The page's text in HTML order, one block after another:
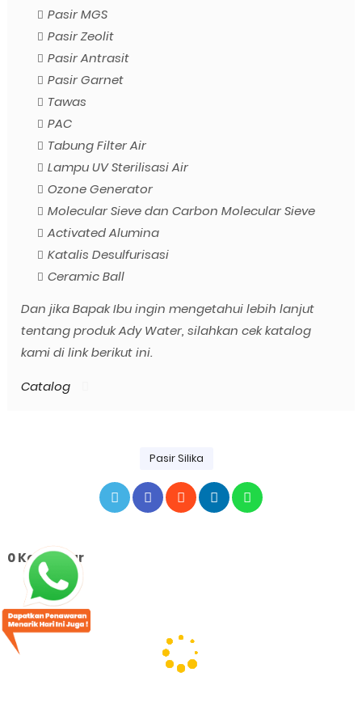
Pasir MGS
Pasir Zeolit
Pasir Antrasit
Pasir Garnet
Tawas
PAC
Tabung Filter Air
Lampu UV Sterilisasi Air
Ozone Generator
Molecular Sieve dan Carbon Molecular Sieve
Activated Alumina
Katalis Desulfurisasi
Ceramic Ball
Dan jika Bapak Ibu ingin mengetahui lebih lanjut
tentang produk Ady Water, silahkan cek katalog
kami di link berikut ini.
Catalog
Pasir Silika
0 Komentar